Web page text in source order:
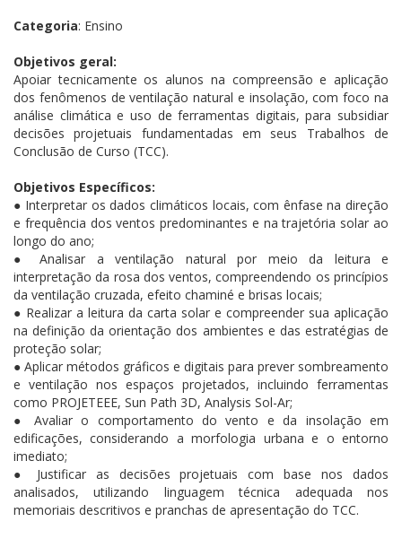
Categoria: Ensino
Objetivos geral:
Apoiar tecnicamente os alunos na compreensão e aplicação
dos fenômenos de ventilação natural e insolação, com foco na
análise climática e uso de ferramentas digitais, para subsidiar
decisões projetuais fundamentadas em seus Trabalhos de
Conclusão de Curso (TCC).
Objetivos Específicos:
● Interpretar os dados climáticos locais, com ênfase na direção
e frequência dos ventos predominantes e na trajetória solar ao
longo do ano;
● Analisar a ventilação natural por meio da leitura e
interpretação da rosa dos ventos, compreendendo os princípios
da ventilação cruzada, efeito chaminé e brisas locais;
● Realizar a leitura da carta solar e compreender sua aplicação
na definição da orientação dos ambientes e das estratégias de
proteção solar;
● Aplicar métodos gráficos e digitais para prever sombreamento
e ventilação nos espaços projetados, incluindo ferramentas
como PROJETEEE, Sun Path 3D, Analysis Sol-Ar;
● Avaliar o comportamento do vento e da insolação em
edificações, considerando a morfologia urbana e o entorno
imediato;
● Justificar as decisões projetuais com base nos dados
analisados, utilizando linguagem técnica adequada nos
memoriais descritivos e pranchas de apresentação do TCC.